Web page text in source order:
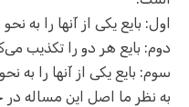
اول: بایع یکی از آنها را به
دوم: بایع هر دو را تکذیب
سوم:‌ بایع یکی از آنها را به
به نظر ما اصل این مساله